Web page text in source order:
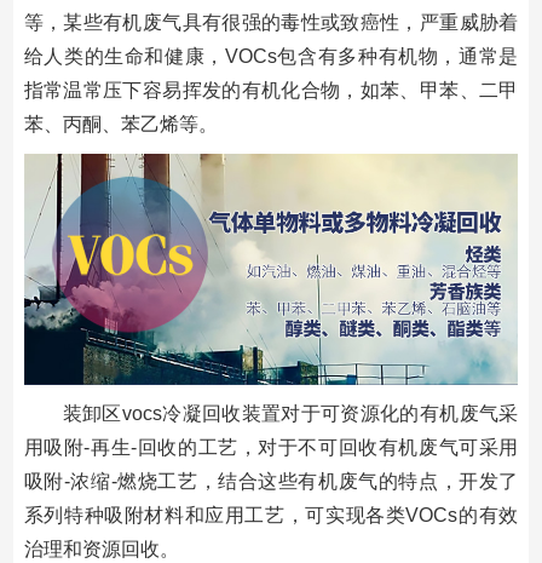
等，某些有机废气具有很强的毒性或致癌性，严重威胁着
给人类的生命和健康，VOCs包含有多种有机物，通常是
指常温常压下容易挥发的有机化合物，如苯、甲苯、二甲
苯、丙酮、苯乙烯等。
装卸区vocs冷凝回收装置对于可资源化的有机废气采
用吸附-再生-回收的工艺，对于不可回收有机废气可采用
吸附-浓缩-燃烧工艺，结合这些有机废气的特点，开发了
系列特种吸附材料和应用工艺，可实现各类VOCs的有效
治理和资源回收。